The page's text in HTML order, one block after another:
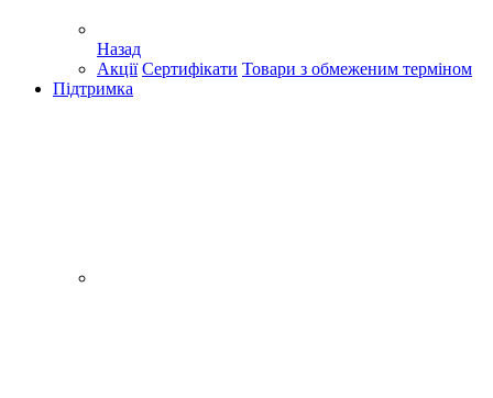
Назад
Акції Сертифікати Товари з обмеженим терміном
Підтримка